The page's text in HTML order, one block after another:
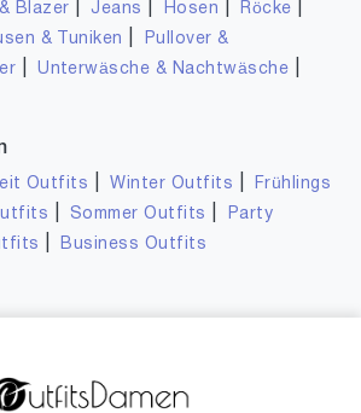
Blazer Jeans Hosen Röcke
& Tuniken
Pullover &
|Unterwäsche & Nachtwäsche
Outfits |Winter Outfits
Frühlings
Sommer Outfits
Party
Business Outfits